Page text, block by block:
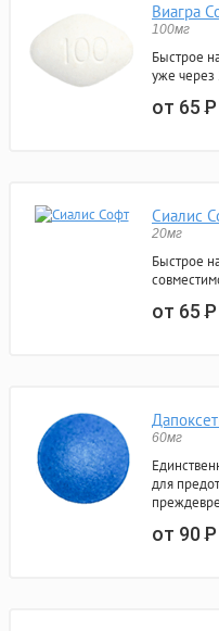
Виагра
100мг
Быстрое
уже через
от 65Р
Сиалис
20мг
Быстрое
от 65Р
60мг
для
от 90Р